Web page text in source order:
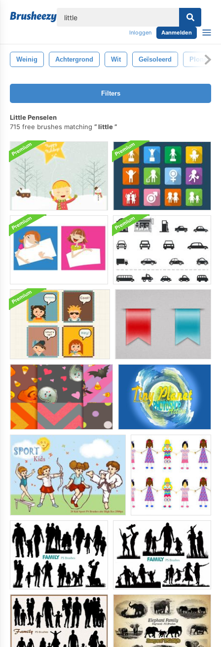
Inloggen Aanmelden
Weinig Achtergrond Wit Geïsoleerd Plons
Filters
Little Penselen
715 free brushes matching
little